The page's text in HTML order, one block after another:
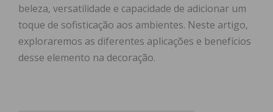
beleza, versatilidade e capacidade de adicionar um
toque de sofisticação aos ambientes. Neste artigo,
exploraremos as diferentes aplicações e benefícios
desse elemento na decoração.